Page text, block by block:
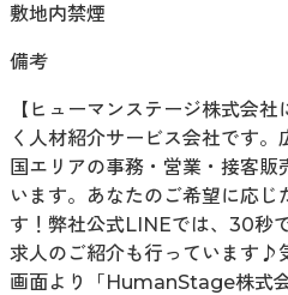
敷地内禁煙
備考
【ヒューマンステージ株式会
く人材紹介サービス会社です
国エリアの事務・営業・接客
います。あなたのご希望に応じ
す！弊社公式LINEでは、30秒
求人のご紹介も行っています♪
画面より「HumanStage株式